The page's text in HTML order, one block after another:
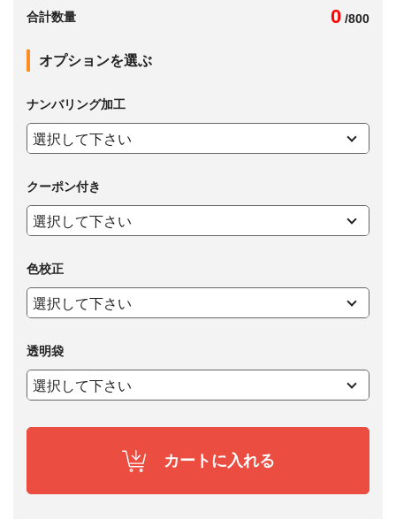
合計数量 0 /800
オプションを選ぶ
ナンバリング加工
クーポン付き
色校正
透明袋
カートに入れる